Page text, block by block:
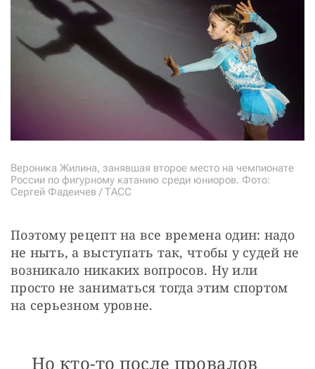
Вероника Жилина, занявшая второе место на чемпионате
России по фигурному катанию среди юниоров. Фото:
Сергей Фадеичев / ТАСС
Поэтому рецепт на все времена один: надо
не ныть, а выступать так, чтобы у судей не
возникало никаких вопросов. Ну или
просто не заниматься тогда этим спортом
на серьезном уровне.
Но кто-то после провалов